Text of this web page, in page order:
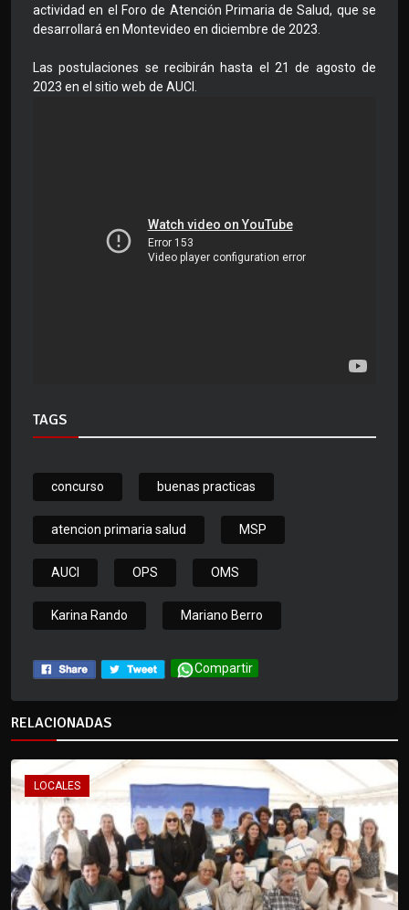
actividad en el Foro de Atención Primaria de Salud, que se
desarrollará en Montevideo en diciembre de 2023.
Las postulaciones se recibirán hasta el 21 de agosto de
2023 en el sitio web de AUCI.
TAGS
concurso buenas practicas
atencion primaria salud MSP
AUCI OPS OMS
Karina Rando Mariano Berro
Compartir
RELACIONADAS
LOCALES